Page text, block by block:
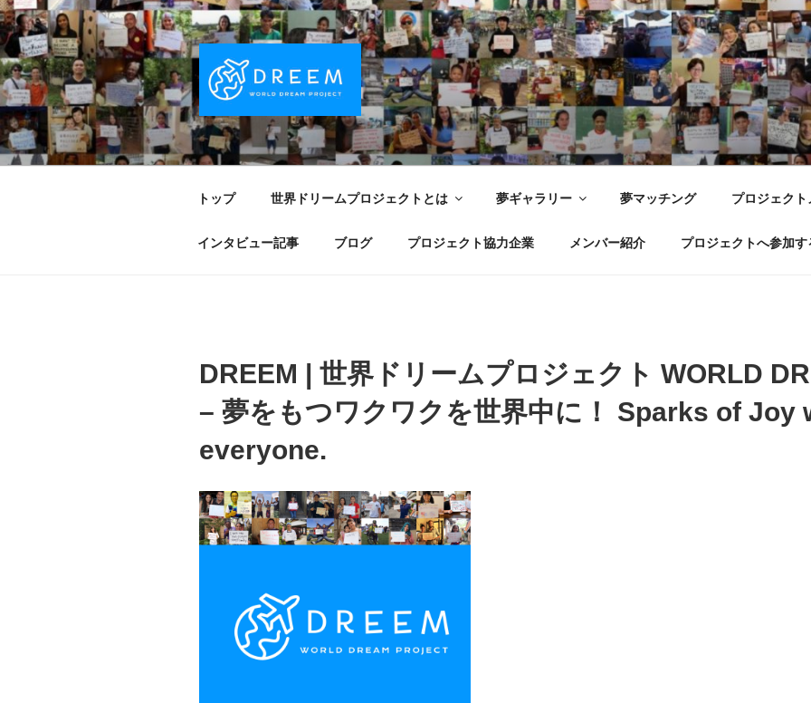
コ
ン
テ
ン
ツ
へ
ス
キ
DREEM | 世界ドリームプロジェクト
PROJECT
夢をもつワクワクを世界中に！ Sparks of Joy with dreams for everyone.
トップ 世界ドリームプロジェクトとは 夢ギャラリー 夢マッチング プロジェク
インタビュー記事 ブログ プロジェクト協力企業 メンバー紹介 プロジェクトへ参加す
DREEM | 世界ドリームプロジェクト WORLD
– 夢をもつワクワクを世界中に！ Sparks of
everyone.